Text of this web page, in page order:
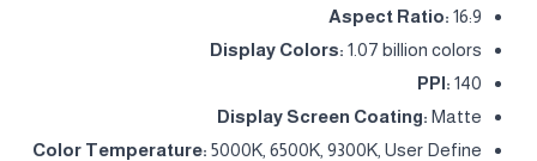
Aspect Ratio: 16:9
Display Colors: 1.07 billion colors
PPI: 140
Display Screen Coating: Matte
Color Temperature: 5000K, 6500K, 9300K, User Define